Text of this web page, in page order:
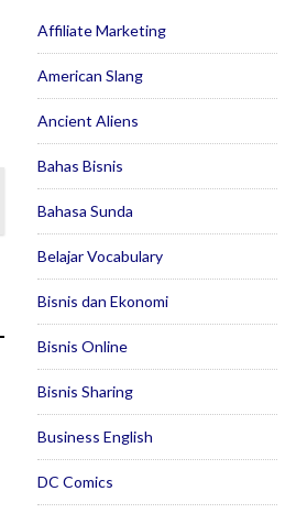
Affiliate Marketing
American Slang
Ancient Aliens
Bahas Bisnis
Bahasa Sunda
Belajar Vocabulary
Bisnis dan Ekonomi
Bisnis Online
Bisnis Sharing
Business English
DC Comics